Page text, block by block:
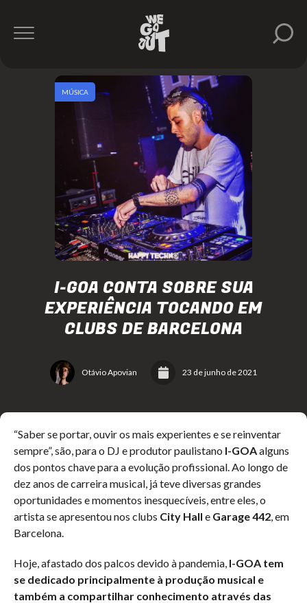
I-GOA CONTA SOBRE SUA
EXPERIÊNCIA TOCANDO EM
CLUBS DE BARCELONA
Otávio Apovian 23 de junho de 2021
MÚSICA
“Saber se portar, ouvir os mais experientes e se reinventar
sempre”, são, para o DJ e produtor paulistano I-GOAalguns
dos pontos chave para a evolução profissional. Ao longo de
dez anos de carreira musical, já teve diversas grandes
oportunidades e momentos inesquecíveis, entre eles, o
artista se apresentou nos clubs City Hall e Garage 442, em
Barcelona.
Hoje, afastado dos palcos devido à pandemia, I-GOA tem
se dedicado principalmente à produção musical e
também a compartilhar conhecimento através das